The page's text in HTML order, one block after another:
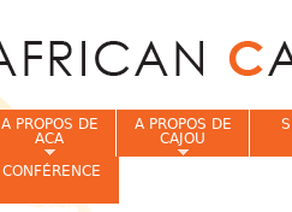
A PROPOS DE
ACA
A PROPOS DE
CAJOU
CONFÉRENCE